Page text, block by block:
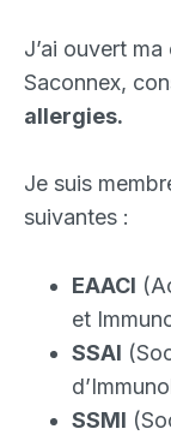
J’ai ouvert
Saconnex,
allergies.
Je suis
suivantes :
EAACI
et
SSAI
SSMI